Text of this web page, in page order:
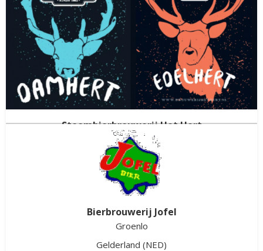
Gestopt in 2024
Stoombierbrouwerij Het Hert
Nijmegen
Gelderland (NED)
Gestopt in 2019
Bierbrouwerij Jofel
Groenlo
Gelderland (NED)